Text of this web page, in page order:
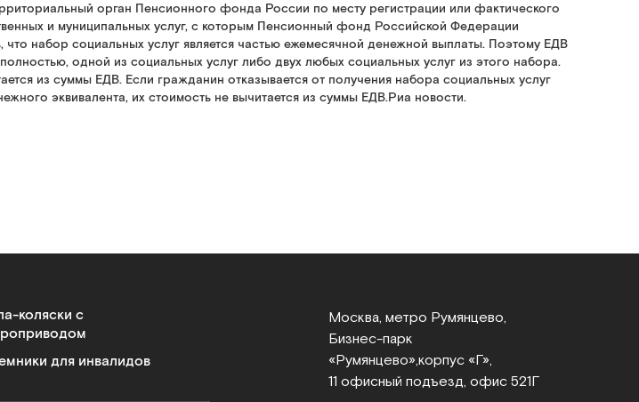
орган Пенсионного фонда России по месту регистрации или фактического
и муниципальных услуг, с которым Пенсионный фонд Российской Федерации
набор социальных услуг является частью ежемесячной денежной выплаты. Поэтому ЕДВ
одной из социальных услуг либо двух любых социальных услуг из этого набора.
из суммы ЕДВ. Если гражданин отказывается от получения набора социальных услуг
эквивалента, их стоимость не вычитается из суммы ЕДВ.Риа новости.
коляски с
для инвалидов
Москва, метро Румянцево,
Бизнес‑парк
«Румянцево», корпус «Г»,
11 офисный подъезд, офис 521Г